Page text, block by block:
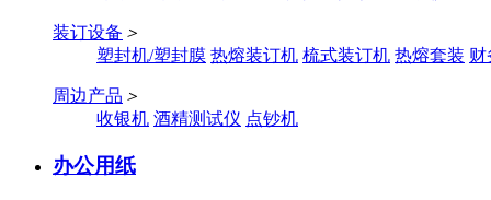
装订设备 ＞
塑封机/塑封膜 热熔装订机 梳式装订机 热熔套装 财
周边产品 ＞
收银机 酒精测试仪 点钞机
办公用纸